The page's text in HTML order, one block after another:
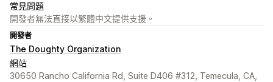
常見問題
開發者無法直接以繁體中文提供支援。
開發者
The Doughty Organization
網站
30650 Rancho California Rd, Suite D406 #312, Temecula, CA,